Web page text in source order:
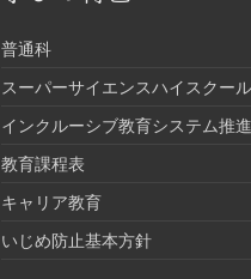
普通科
スーパーサイエンスハイスクー
インクルーシブ教育システム推
教育課程表
キャリア教育
いじめ防止基本方針